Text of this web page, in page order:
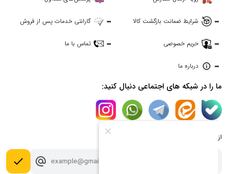
شرایط ضمانت بازگشت کالا گارانتی خدمات پس از فروش
حریم خصوصی تماس با ما
درباره ما
ما را در شبکه های اجتماعی دنبال کنید:
از جدیدترین تخفیف ها با خبر شوید:
done